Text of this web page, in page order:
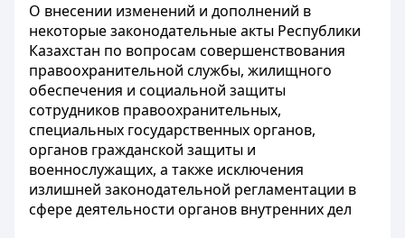
О внесении изменений и дополнений в
некоторые законодательные акты Республики
Казахстан по вопросам совершенствования
правоохранительной службы, жилищного
обеспечения и социальной защиты
сотрудников правоохранительных,
специальных государственных органов,
органов гражданской защиты и
военнослужащих, а также исключения
излишней законодательной регламентации в
сфере деятельности органов внутренних дел